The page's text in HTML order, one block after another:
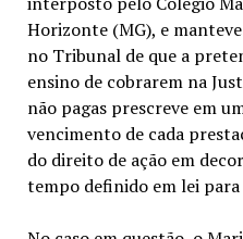
Horizonte (MG), e
no Tribunal de que a
ensino de cobrarem na
não pagas prescreve em
vencimento de cada
do direito de ação em
tempo definido em lei